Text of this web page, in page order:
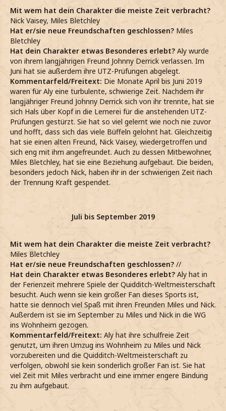
Mit wem hat dein Charakter die meiste Zeit verbracht?
Nick Vaisey, Miles Bletchley
Hat er/sie neue Freundschaften geschlossen? Miles
Bletchley
Hat dein Charakter etwas Besonderes erlebt? Aly wurde
von ihrem langjährigen Freund Johnny Derrick verlassen. Im
Juni hat sie außerdem ihre UTZ-Prüfungen abgelegt.
Kommentarfeld/Freitext: Die Monate April bis Juni 2019
waren für Aly eine turbulente, schwierige Zeit. Nachdem ihr
langjähriger Freund Johnny Derrick sich von ihr trennte, hat sie
sich Hals über Kopf in die Lernerei für die anstehenden UTZ-
Prüfungen gestürzt. Sie hat so viel gelernt wie noch nie zuvor
und hofft, dass sich das viele Büffeln gelohnt hat. Gleichzeitig
hat sie einen alten Freund, Nick Vaisey, wiedergetroffen und
sich eng mit ihm angefreundet. Auch zu dessen Mitbewohner,
Miles Bletchley, hat sie eine Beziehung aufgebaut. Die beiden,
besonders jedoch Nick, haben ihr in der schwierigen Zeit nach
der Trennung Kraft gespendet.
Juli bis September 2019
Mit wem hat dein Charakter die meiste Zeit verbracht?
Miles Bletchley
Hat er/sie neue Freundschaften geschlossen? //
Hat dein Charakter etwas Besonderes erlebt? Aly hat in
der Ferienzeit mehrere Spiele der Quidditch-Weltmeisterschaft
besucht. Auch wenn sie kein großer Fan dieses Sports ist,
hatte sie dennoch viel Spaß mit ihren Freunden Miles und Nick.
Außerdem ist sie im September zu Miles und Nick in die WG
ins Wohnheim gezogen.
Kommentarfeld/Freitext: Aly hat ihre schulfreie Zeit
genutzt, um ihren Umzug ins Wohnheim zu Miles und Nick
vorzubereiten und die Quidditch-Weltmeisterschaft zu
verfolgen, obwohl sie kein sonderlich großer Fan ist. Sie hat
viel Zeit mit Miles verbracht und eine immer engere Bindung
zu ihm aufgebaut.